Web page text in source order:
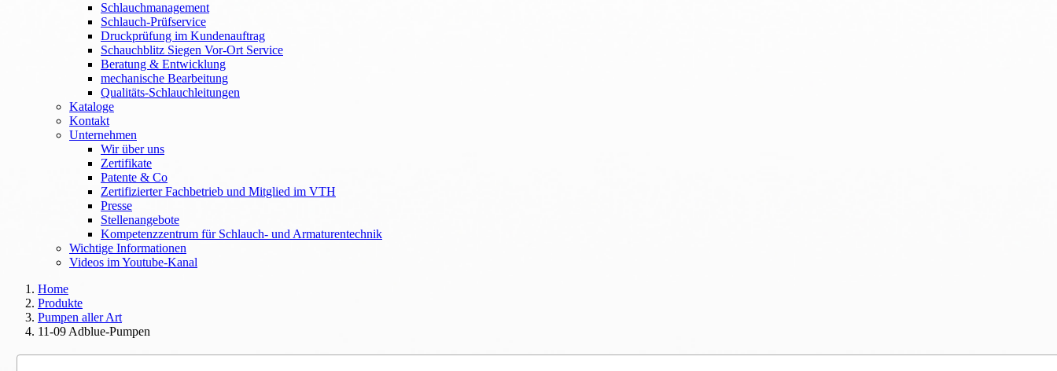
Schlauchmanagement
Schlauch-Prüfservice
Druckprüfung im Kundenauftrag
Schauchblitz Siegen Vor-Ort Service
Beratung & Entwicklung
mechanische Bearbeitung
Qualitäts-Schlauchleitungen
Kataloge
Kontakt
Unternehmen
Wir über uns
Zertifikate
Patente & Co
Zertifizierter Fachbetrieb und Mitglied im VTH
Presse
Stellenangebote
Kompetenzzentrum für Schlauch- und Armaturentechnik
Wichtige Informationen
Videos im Youtube-Kanal
Home
Produkte
Pumpen aller Art
11-09 Adblue-Pumpen